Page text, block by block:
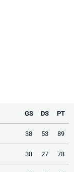
GS DS PT
38 53 89
38 27 78